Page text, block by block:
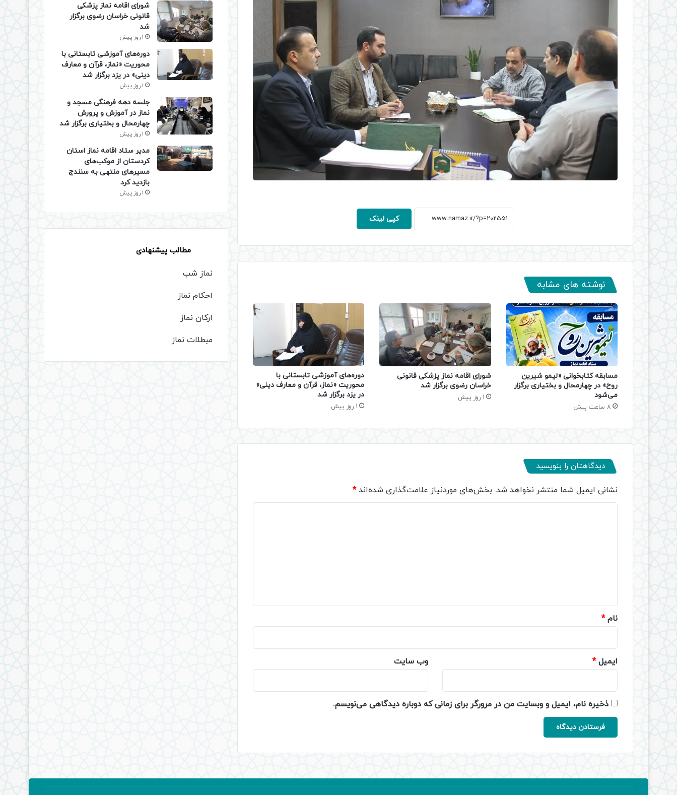
کپی لینک
نوشته های مشابه
مسابقه کتابخوانی «لیمو شیرین
روح» در چهارمحال و بختیاری برگزار
می‌شود
8 ساعت پیش
شورای اقامه نماز پزشکی قانونی
خراسان رضوی برگزار شد
1 روز پیش
دوره‌های آموزشی تابستانی با
محوریت «نماز، قرآن و معارف دینی»
در یزد برگزار شد
1 روز پیش
دیدگاهتان را بنویسید
نشانی ایمیل شما منتشر نخواهد شد. بخش‌های موردنیاز علامت‌گذاری شده‌اند*
نام*
ایمیل* وب‌ سایت
ذخیره نام، ایمیل و وبسایت من در مرورگر برای زمانی که دوباره دیدگاهی می‌نویسم.
شورای اقامه نماز پزشکی
قانونی خراسان رضوی برگزار
شد
1 روز پیش
دوره‌های آموزشی تابستانی با
محوریت «نماز، قرآن و معارف
دینی» در یزد برگزار شد
1 روز پیش
جلسه دهه فرهنگی مسجد و
نماز در آموزش و پرورش
چهارمحال و بختیاری برگزار شد
1 روز پیش
مدیر ستاد اقامه نماز استان
کردستان از موکب‌های
مسیرهای منتهی به سنندج
بازدید کرد
1 روز پیش
مطالب پیشنهادی
نماز شب
احکام نماز
ارکان نماز
مبطلات نماز